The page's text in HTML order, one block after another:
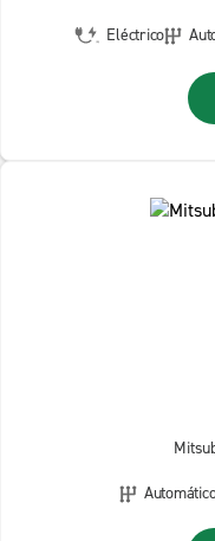
Eléctrico